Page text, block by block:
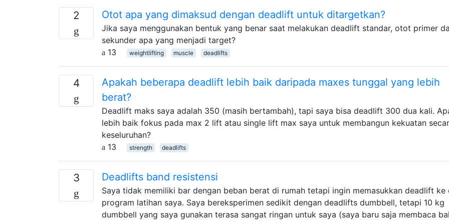
2 Otot apa yang dimaksud dengan deadlift untuk ditargetkan?
Jika saya menggunakan bentuk yang benar saat melakukan deadlift standar, otot primer
sekunder apa yang menjadi target?
13
weightlifting muscle deadlifts
4
Apakah beberapa deadlift lebih baik daripada maxes tunggal yang lebih
berat?
Deadlift maks saya adalah 350 (masih bertambah), tapi saya bisa deadlift 300 dua kali.
lebih baik fokus pada max 2 lift atau single lift max saya untuk membangun kekuatan
keseluruhan?
13
strength deadlifts
3 Deadlifts band resistensi
Saya tidak memiliki bar dengan beban berat di rumah tetapi ingin memasukkan deadlift ke
program latihan saya. Saya bereksperimen sedikit dengan deadlifts dumbbell, tetapi 10 kg
dumbbell yang saya gunakan terasa sangat ringan untuk saya (saya baru saja membaca